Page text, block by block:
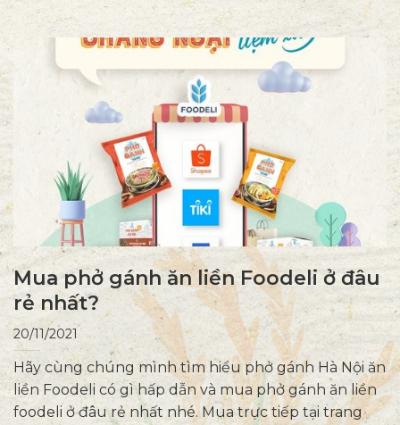
Mua phở gánh ăn liền Foodeli ở đâu
rẻ nhất?
20/11/2021
Hãy cùng chúng mình tìm hiểu phở gánh Hà Nội ăn
liền Foodeli có gì hấp dẫn và mua phở gánh ăn liền
foodeli ở đâu rẻ nhất nhé. Mua trực tiếp tại trang